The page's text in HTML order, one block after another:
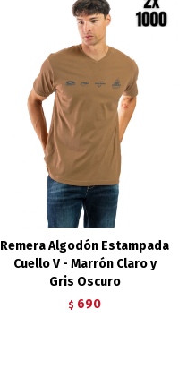
Remera Algodón Estampada
Cuello V - Marrón Claro y
Gris Oscuro
$ 690